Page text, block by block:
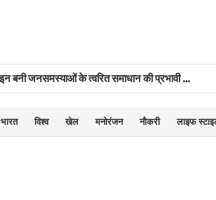
विश्व आदिवासी दिवस पर गरियाबंद में 9 को आयोजित राज्य स्तरीय कार्यक्रम में शामिल होंगे आप सांसद संजय सिंह
भारत विश्व खेल मनोरंजन नौकरी लाइफ